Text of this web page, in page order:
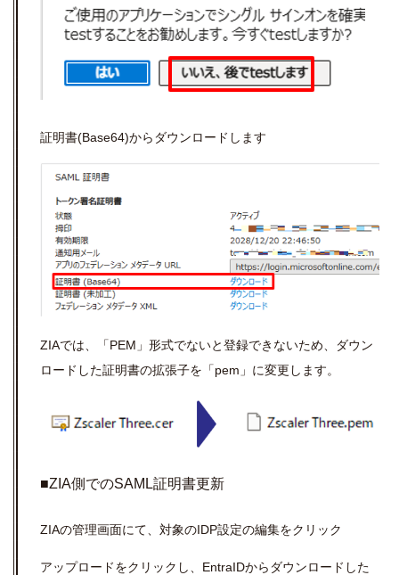
証明書(Base64)からダウンロードします
ZIAでは、「PEM」形式でないと登録できないため、ダウン
ロードした証明書の拡張子を「pem」に変更します。
■ZIA側でのSAML証明書更新
ZIAの管理画面にて、対象のIDP設定の編集をクリック
アップロードをクリックし、EntraIDからダウンロードした